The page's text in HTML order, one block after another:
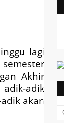
lagi
semester
Akhir
adik-adik
akan